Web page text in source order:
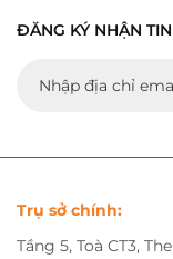
ĐĂNG KÝ NHẬN
Trụ sở chính:
Tầng 5, Toà CT3,